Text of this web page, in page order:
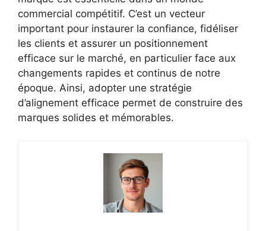
commercial compétitif. C’est un vecteur
important pour instaurer la confiance, fidéliser
les clients et assurer un positionnement
efficace sur le marché, en particulier face aux
changements rapides et continus de notre
époque. Ainsi, adopter une stratégie
d’alignement efficace permet de construire des
marques solides et mémorables.